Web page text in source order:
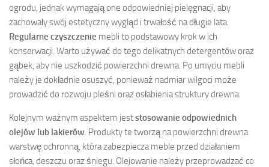
ogrodu, jednak wymagają one odpowiedniej pielęgnacji, aby
zachowały swój estetyczny wygląd i trwałość na długie lata.
Regularne czyszczenie mebli to podstawowy krok w ich
konserwacji. Warto używać do tego delikatnych detergentów oraz
gąbek, aby nie uszkodzić powierzchni drewna. Po umyciu mebli
należy je dokładnie osuszyć, ponieważ nadmiar wilgoci może
prowadzić do rozwoju pleśni oraz osłabienia struktury drewna.
Kolejnym ważnym aspektem jeststosowanie odpowiednich
olejów lub lakierów. Produkty te tworzą na powierzchni drewna
warstwę ochronną, która zabezpiecza meble przed działaniem
słońca, deszczu oraz śniegu. Olejowanie należy przeprowadzać co